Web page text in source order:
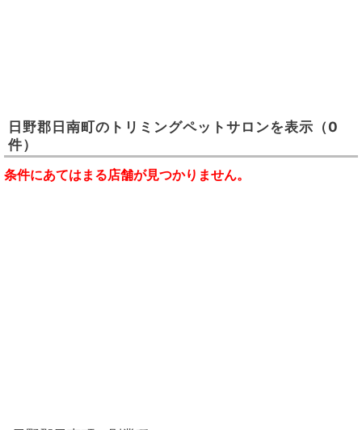
日野郡日南町の トリミングペットサロンを表示 （0
件）
条件にあてはまる店舗が見つかりません。